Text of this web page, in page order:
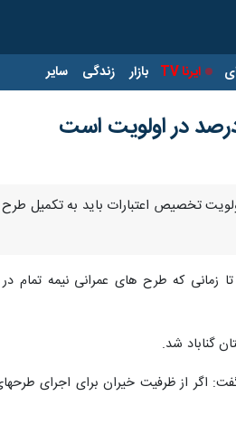
ایرنا TV بازار زندگی سایر
۲۰۰ طرح نیمه تمام در گناباد تاکید کرد: اولویت تخصیص
زمانی که طرح های عمرانی نیمه تمام
گناباد شد.
اگر از ظرفیت خیران برای اجرای